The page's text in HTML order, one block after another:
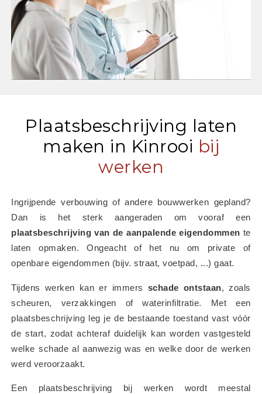
Plaatsbeschrijving laten
maken in Kinrooi bij
werken
Ingrijpende verbouwing of andere bouwwerken gepland?
plaatsbeschrijving van de aanpalende eigendommen te
laten opmaken. Ongeacht of het nu om private of
openbare eigendommen (bijv. straat, voetpad, ...) gaat.
Tijdens werken kan er immers schade ontstaan, zoals
scheuren, verzakkingen of waterinfiltratie. Met een
plaatsbeschrijving leg je de bestaande toestand vast vóór
de start, zodat achteraf duidelijk kan worden vastgesteld
welke schade al aanwezig was en welke door de werken
werd veroorzaakt.